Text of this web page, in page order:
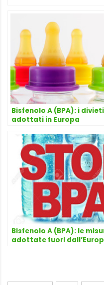
Bisfenolo A (BPA): i
adottati in Europa
Bisfenolo A (BPA): le
adottate fuori